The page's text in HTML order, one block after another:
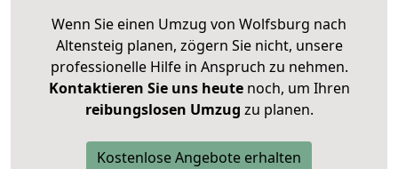
Wenn Sie einen Umzug von Wolfsburg nach
Altensteig planen, zögern Sie nicht, unsere
professionelle Hilfe in Anspruch zu nehmen.
Kontaktieren Sie uns heutenoch, um Ihren
reibungslosen Umzug zu planen.
Kostenlose Angebote erhalten